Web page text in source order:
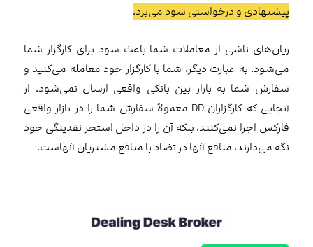
پیشنهادی و درخواستی سود می‌برد.
زیان‌های ناشی از معاملات شما باعث سود برای کارگزار شما
می‌شود. به عبارت دیگر، شما با کارگزار خود معامله می‌کنید و
سفارش شما به بازار بین بانکی واقعی ارسال نمی‌شود. از
آنجایی که کارگزاران DD معمولاً سفارش شما را در بازار واقعی
فارکس اجرا نمی‌کنند، بلکه آن را در داخل استخر نقدینگی خود
نگه می‌دارند، منافع آنها در تضاد با منافع مشتریان آنهاست.